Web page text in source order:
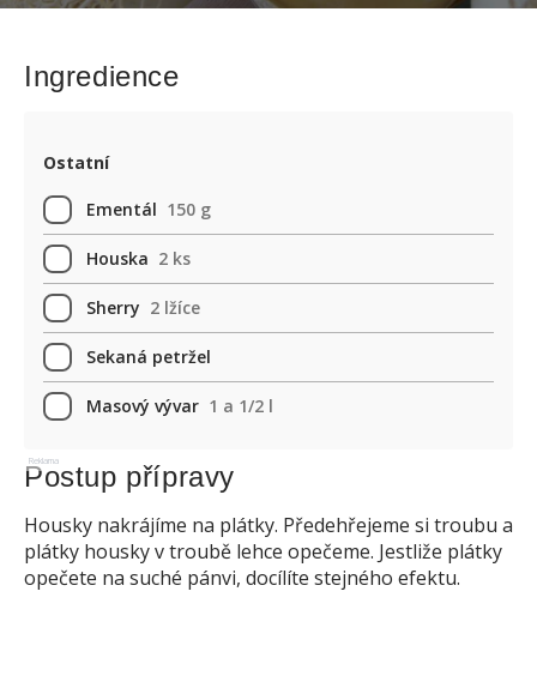
Ingredience
Ostatní
Ementál 150 g
Houska 2 ks
Sherry 2 lžíce
Sekaná petržel
Masový vývar 1 a 1/2 l
Reklama
Postup přípravy
Housky nakrájíme na plátky. Předehřejeme si troubu a
plátky housky v troubě lehce opečeme. Jestliže plátky
opečete na suché pánvi, docílíte stejného efektu.